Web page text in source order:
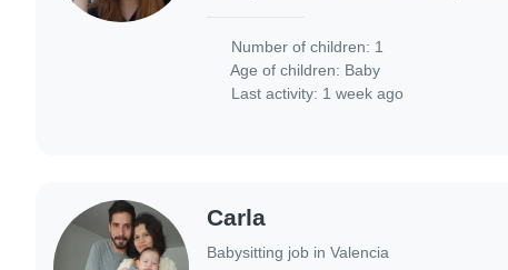
Number of children: 1
Age of children: Baby
Last activity: 1 week ago
Carla
Babysitting job in Valencia